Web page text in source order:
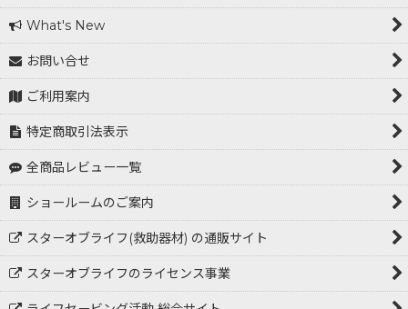
What's New
お問い合せ
ご利用案内
特定商取引法表示
全商品レビュー一覧
ショールームのご案内
スターオブライフ(救助器材) の通販サイト
スターオブライフのライセンス事業